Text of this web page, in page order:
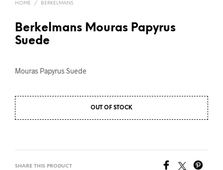
HOME / BERKELMANS
Berkelmans Mouras Papyrus
Suede
Mouras Papyrus Suede
OUT OF STOCK
SHARE THIS PRODUCT